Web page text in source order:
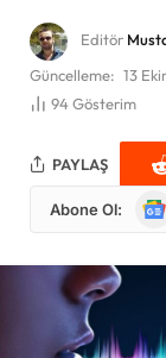
Editör
Güncelleme: 13
94Gösterim
PAYLAŞ
Abone Ol: